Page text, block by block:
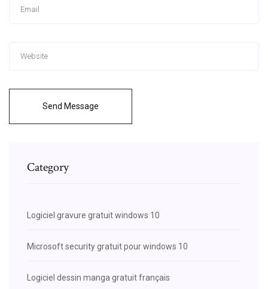
Send Message
Category
Logiciel gravure gratuit windows 10
Microsoft security gratuit pour windows 10
Logiciel dessin manga gratuit français